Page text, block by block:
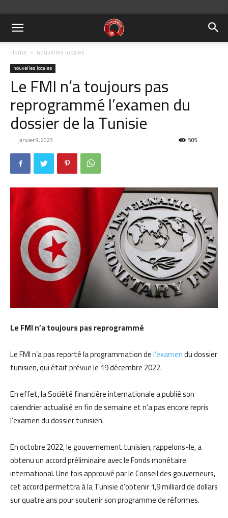
Home nouvelles locales
nouvelles locales
Le FMI n’a toujours pas
reprogrammé l’examen du
dossier de la Tunisie
janvier 9, 2023 505
Le FMI n’a toujours pas reprogrammé
Le FMI n’a pas reporté la programmation del’examendu dossier
tunisien, qui était prévue le 19 décembre 2022.
En effet, la Société financière internationale a publié son
calendrier actualisé en fin de semaine et n’a pas encore repris
l’examen du dossier tunisien.
En octobre 2022, le gouvernement tunisien, rappelons-le, a
obtenu un accord préliminaire avec le Fonds monétaire
international. Une fois approuvé par le Conseil des gouverneurs,
cet accord permettra à la Tunisie d’obtenir 1,9 milliard de dollars
sur quatre ans pour soutenir son programme de réformes.